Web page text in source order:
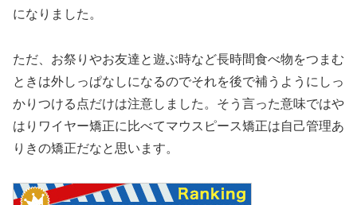
になりました。
ただ、お祭りやお友達と遊ぶ時など長時間食べ物をつまむ
ときは外しっぱなしになるのでそれを後で補うようにしっ
かりつける点だけは注意しました。そう言った意味ではや
はりワイヤー矯正に比べてマウスピース矯正は自己管理あ
りきの矯正だなと思います。